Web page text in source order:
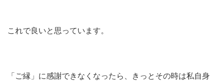
これで良いと思っています。
「ご縁」に感謝できなくなったら、きっとその時は私自身